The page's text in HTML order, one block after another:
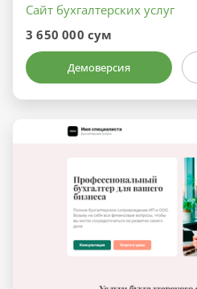
Сайт бухгалтерских услуг
3 650 000 сум
Демоверсия